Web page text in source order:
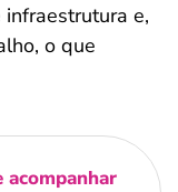
e,
o que
acompanhar